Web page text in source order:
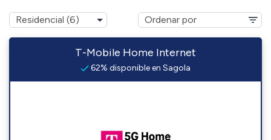
T-Mobile Home Internet
62% disponible en Sagola